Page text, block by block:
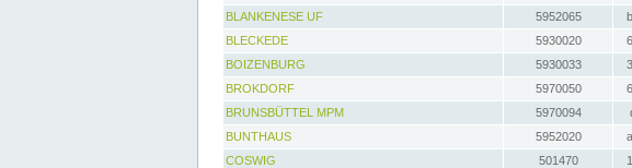
BLANKENESE UF
5952065
BLECKEDE
5930020
BOIZENBURG
5930033
BROKDORF
5970050
BRUNSBÜTTEL MPM
5970094
BUNTHAUS
5952020
COSWIG
501470